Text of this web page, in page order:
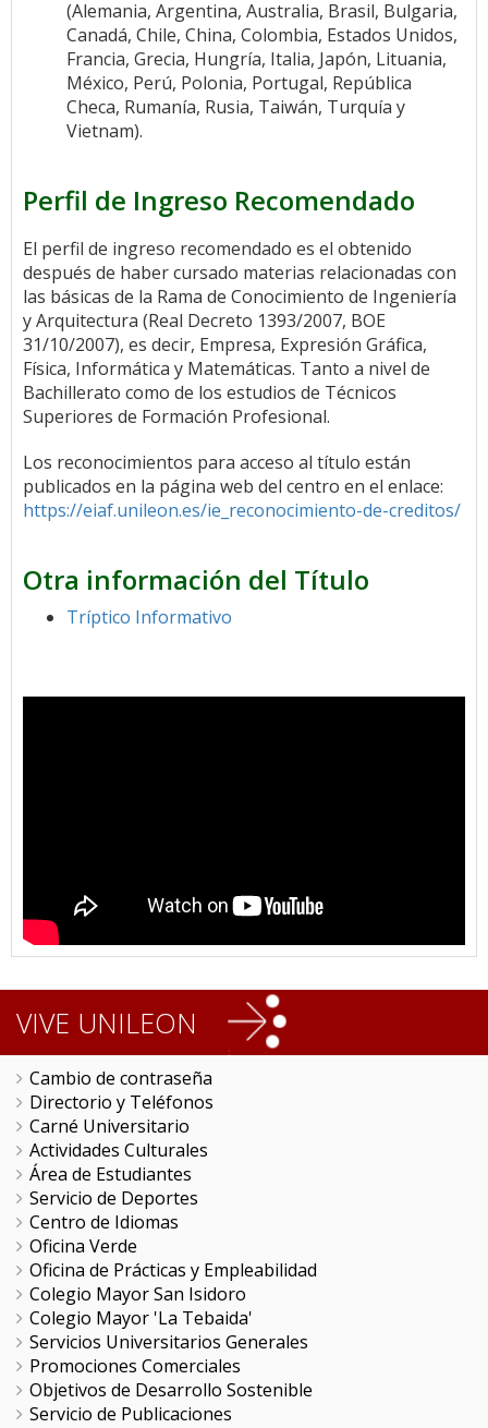
(Alemania, Argentina, Australia, Brasil, Bulgaria,
Canadá, Chile, China, Colombia, Estados Unidos,
Francia, Grecia, Hungría, Italia, Japón, Lituania,
México, Perú, Polonia, Portugal, República
Checa, Rumanía, Rusia, Taiwán, Turquía y
Vietnam).
Perfil de Ingreso Recomendado
El perfil de ingreso recomendado es el obtenido
después de haber cursado materias relacionadas con
las básicas de la Rama de Conocimiento de Ingeniería
y Arquitectura (Real Decreto 1393/2007, BOE
31/10/2007), es decir, Empresa, Expresión Gráfica,
Física, Informática y Matemáticas. Tanto a nivel de
Bachillerato como de los estudios de Técnicos
Superiores de Formación Profesional.
Los reconocimientos para acceso al título están
publicados en la página web del centro en el enlace:
https://eiaf.unileon.es/ie_reconocimiento-de-creditos/
Otra información del Título
Tríptico Informativo
VIVE UNILEON
Cambio de contraseña
Directorio y Teléfonos
Carné Universitario
Actividades Culturales
Área de Estudiantes
Servicio de Deportes
Centro de Idiomas
Oficina Verde
Oficina de Prácticas y Empleabilidad
Colegio Mayor San Isidoro
Colegio Mayor 'La Tebaida'
Servicios Universitarios Generales
Promociones Comerciales
Objetivos de Desarrollo Sostenible
Servicio de Publicaciones